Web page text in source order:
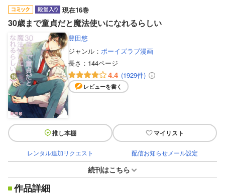
現在16巻
30歳まで童貞だと魔法使いになれるらしい
豊田悠
ジャンル： ボーイズラブ漫画
長さ： 144ページ
4.4 (1929件)
レビューを書く
推し本棚 マイリスト
レンタル追加リクエスト 配信お知らせメール設定
続刊はこちら
作品詳細